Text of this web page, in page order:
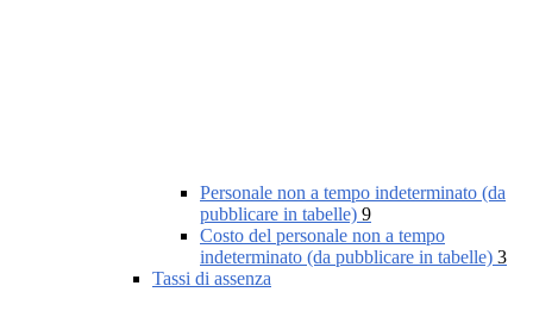
Personale non a tempo indeterminato (da
pubblicare in tabelle) 9
Costo del personale non a tempo
indeterminato (da pubblicare in tabelle) 3
Tassi di assenza